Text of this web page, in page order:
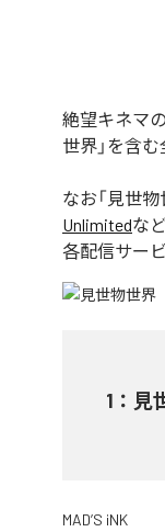
絶望キネマ
世界」を含む
なお「見世物
Unlimitedな
各配信サー
1 ： 見
MAD’S iNK